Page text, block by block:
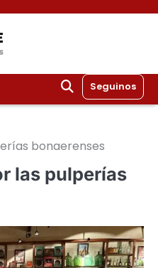
Seguinos
bonaerenses
las pulperías